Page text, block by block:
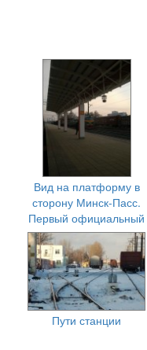
Вид на платформу в
сторону Минск-Пасс.
Первый официальный
день работы
Пути станции